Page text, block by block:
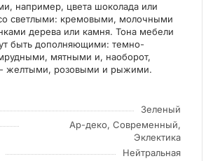
например, цвета шоколада или
светлыми: кремовыми, молочными
дерева или камня. Тона мебели
быть дополняющими: темно-
мятными и, наоборот,
- желтыми, розовыми и рыжими.
Зеленый
Ар-деко, Современный,
Эклектика
Нейтральная